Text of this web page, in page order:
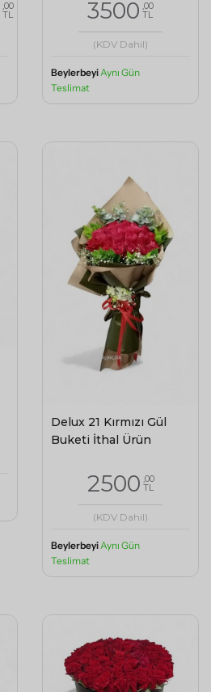
,00
TL 3500 ,00
TL
(KDV Dahil)
BeylerbeyiAynı Gün
Teslimat
Delux 21 Kırmızı Gül
Buketi İthal Ürün
2500 ,00
TL
(KDV Dahil)
BeylerbeyiAynı Gün
Teslimat